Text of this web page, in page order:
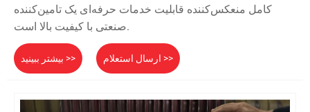
کامل منعکس‌کننده قابلیت خدمات حرفه‌ای یک تامین‌کننده
صنعتی با کیفیت بالا است.
بیشتر ببینید >> ارسال استعلام >>